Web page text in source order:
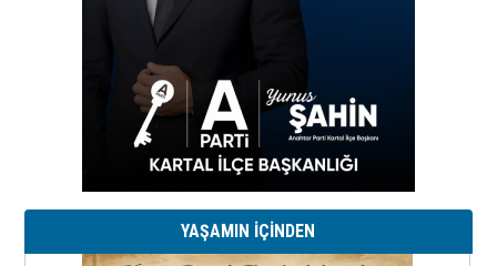
YAŞAMIN İÇİNDEN